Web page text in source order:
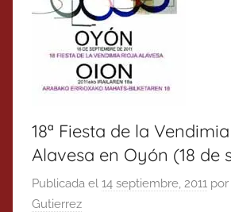
18ª Fiesta de la
Alavesa en Oyón (18 de
Publicada el 14 septiembre, 2011 por
Gutierrez